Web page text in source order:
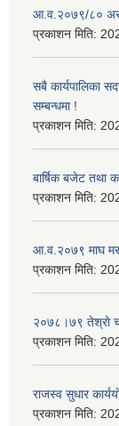
आ.व.२०७९/८०
प्रकाशन मिति:
सबै कार्यपालिका
सम्बन्धमा !
प्रकाशन मिति:
बार्षिक बजेट तथा
प्रकाशन मिति:
आ.व.२०७९ माघ
प्रकाशन मिति:
२०७८।७९ तेश्राे
प्रकाशन मिति:
राजस्व सुधार
प्रकाशन मिति: